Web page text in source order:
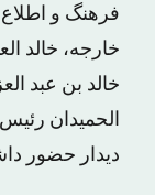
فرهنگ و اطلاع
خارجه، خالد
خالد بن عبد
الحمیدان
دیدار حضور